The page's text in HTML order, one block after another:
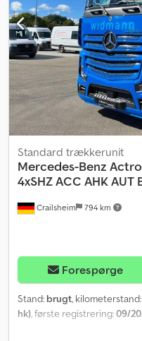
Crailsheim 794 km
Standard trækkerunit
Mercedes-Benz
4xSHZ ACC AHK AUT
Forespørge
Stand: brugt, kilometerstand:
hk) , første registrering:09/